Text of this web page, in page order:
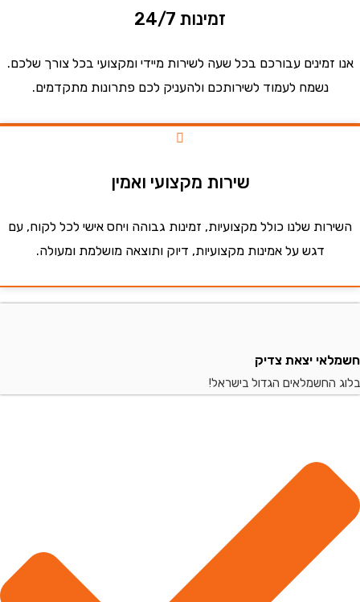
זמינות 24/7
עבורכם בכל שעה לשירות מיידי ומקצועי בכל צורך שלכם.
נשמח לעמוד לשירותכם ולהעניק לכם פתרונות מתקדמים.
שירות מקצועי ואמין
שלנו כולל מקצועיות, זמינות גבוהה ויחס אישי לכל לקוח, עם
דגש על אמינות מקצועיות, דיוק ותוצאה מושלמת ומעולה.
יצאת צדיק
הגדול בישראל!